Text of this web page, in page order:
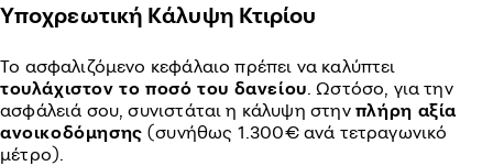
Υποχρεωτική Κάλυψη Κτιρίου
Το ασφαλιζόμενο κεφάλαιο πρέπει να καλύπτει
τουλάχιστον το ποσό του δανείου. Ωστόσο, για την
ασφάλειά σου, συνιστάται η κάλυψη στην πλήρη αξία
ανοικοδόμησης (συνήθως 1.300€ ανά τετραγωνικό
μέτρο).